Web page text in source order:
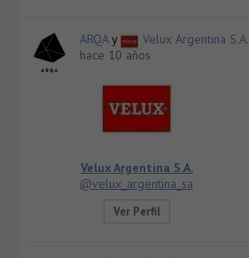
ARQAy Velux Argentina S.A.
hace 10 años
Velux Argentina S.A.
@velux_argentina_sa
Ver Perfil